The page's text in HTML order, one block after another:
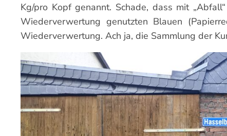
Kg/pro Kopf genannt. Schade, dass mit
Wiederverwertung genutzten Blauen
Wiederverwertung. Ach ja, die Sammlung der